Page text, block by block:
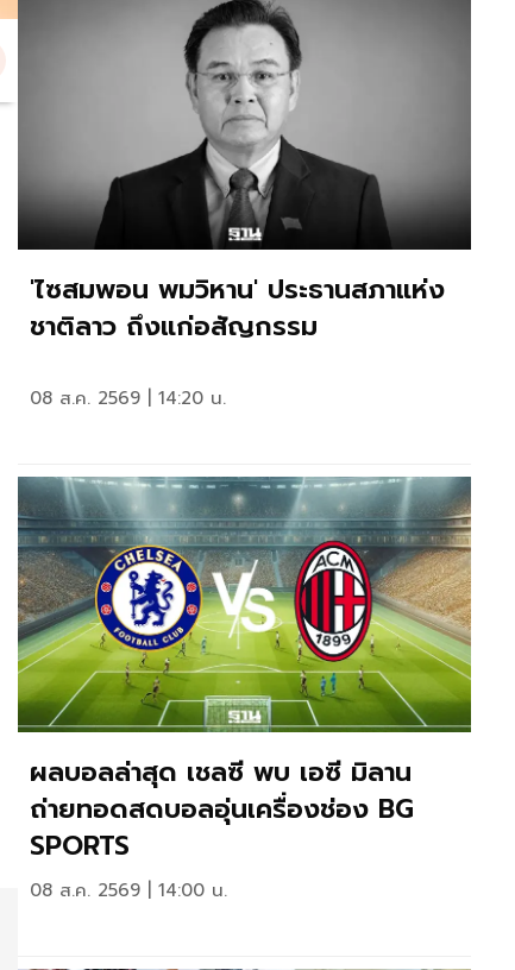
'ไซสมพอน พมวิหาน' ประธานสภาแห่ง
ชาติลาว ถึงแก่อสัญกรรม
08 ส.ค. 2569 | 14:20 น.
ผลบอลล่าสุด เชลซี พบ เอซี มิลาน
ถ่ายทอดสดบอลอุ่นเครื่องช่อง BG
SPORTS
08 ส.ค. 2569 | 14:00 น.